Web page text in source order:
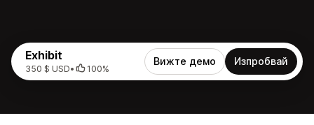
Exhibit
350 $ USD• 100%
Вижте демо Изпробвай